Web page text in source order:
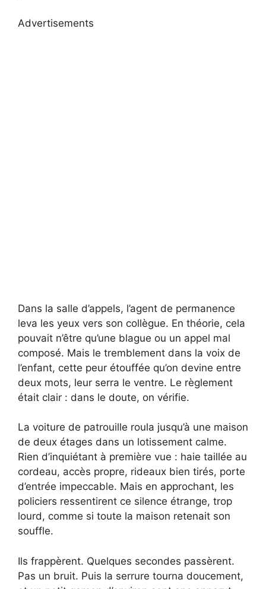
Advertisements
Dans la salle d’appels, l’agent de permanence
leva les yeux vers son collègue. En théorie, cela
pouvait n’être qu’une blague ou un appel mal
composé. Mais le tremblement dans la voix de
l’enfant, cette peur étouffée qu’on devine entre
deux mots, leur serra le ventre. Le règlement
était clair : dans le doute, on vérifie.
La voiture de patrouille roula jusqu’à une maison
de deux étages dans un lotissement calme.
Rien d’inquiétant à première vue : haie taillée au
cordeau, accès propre, rideaux bien tirés, porte
d’entrée impeccable. Mais en approchant, les
policiers ressentirent ce silence étrange, trop
lourd, comme si toute la maison retenait son
souffle.
Ils frappèrent. Quelques secondes passèrent.
Pas un bruit. Puis la serrure tourna doucement,